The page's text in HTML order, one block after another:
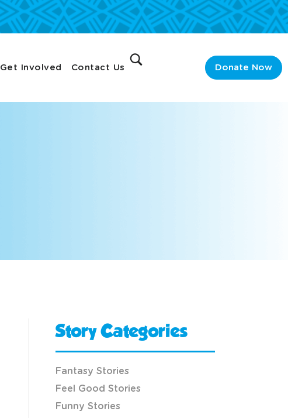
Get Involved Contact Us Donate Now
Story Categories
Fantasy Stories
Feel Good Stories
Funny Stories